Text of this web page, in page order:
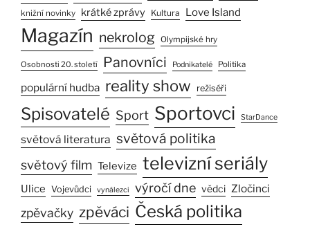
knižní novinky krátké zprávy Kultura Love Island
Magazín nekrolog Olympijské hry
Osobnosti 20. století Panovníci Podnikatelé Politika
populární hudba reality show režiséři
Spisovatelé Sport Sportovci StarDance
světová literatura světová politika
světový film Televize televizní seriály
Ulice Vojevůdci vynálezci výročí dne vědci Zločinci
zpěvačky zpěváci Česká politika